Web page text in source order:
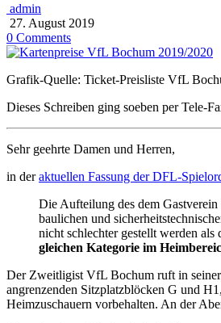
admin
27. August 2019
0 Comments
Grafik-Quelle: Ticket-Preisliste VfL
Dieses Schreiben ging soeben per Tele-
Sehr geehrte Damen und Herren,
in deraktuellen Fassung der DFL-
Die Aufteilung des dem
baulichen und
nicht schlechter gestellt werden
gleichen Kategorie im
Der Zweitligist VfL Bochum ruft in seiner
angrenzenden Sitzplatzblöcken G und
Heimzuschauern vorbehalten. An der